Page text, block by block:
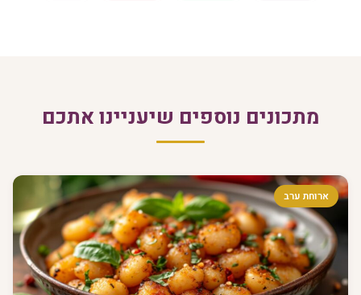
מתכונים נוספים שיעניינו אתכם
ארוחת ערב